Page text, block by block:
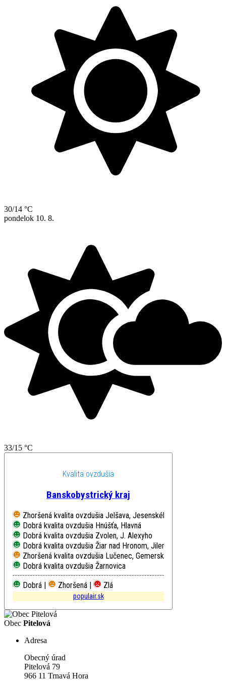
30/14 °C
pondelok 10. 8.
33/15 °C
Kvalita ovzdušia
Banskobystrický kraj
Zhoršená kvalita ovzdušia Jelšava, Jesenského
Dobrá kvalita ovzdušia Hnúšťa, Hlavná
Dobrá kvalita ovzdušia Zvolen, J. Alexyho
Dobrá kvalita ovzdušia Žiar nad Hronom, Jilemnického
Zhoršená kvalita ovzdušia Lučenec, Gemerská cesta
Dobrá kvalita ovzdušia Žarnovica
Dobrá |
Zhoršená | Zlá
populair.sk
Obec Pitelová
Adresa
Obecný úrad
Pitelová 79
966 11 Trnavá Hora